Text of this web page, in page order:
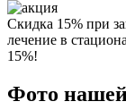
Скидка 15% при
лечение в
15%!
Фото